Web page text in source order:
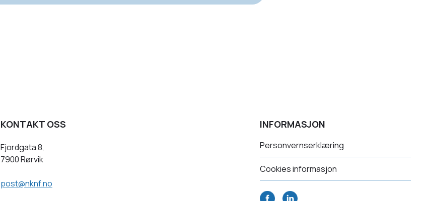
KONTAKT OSS
Fjordgata 8,
7900 Rørvik
post@nknf.no
INFORMASJON
Personvernserklæring
Cookies informasjon